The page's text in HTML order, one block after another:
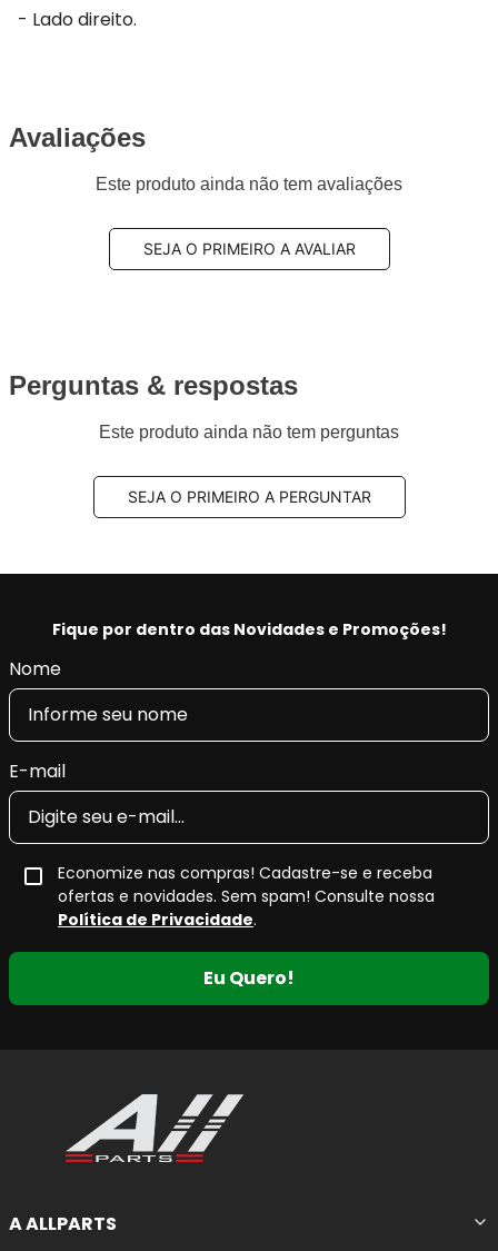
- Lado direito.
Avaliações
Este produto ainda não tem avaliações
SEJA O PRIMEIRO A AVALIAR
Perguntas & respostas
Este produto ainda não tem perguntas
SEJA O PRIMEIRO A PERGUNTAR
Fique por dentro das Novidades e Promoções!
Nome
E-mail
Economize nas compras! Cadastre-se e receba
ofertas e novidades. Sem spam! Consulte nossa
Política de Privacidade.
Eu Quero!
A ALLPARTS